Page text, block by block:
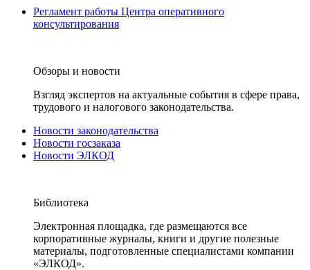
Регламент работы Центра оперативного
консультирования
Обзоры и новости
Взгляд экспертов на актуальные события в сфере права,
трудового и налогового законодательства.
Новости законодательства
Новости госзаказа
Новости ЭЛКОД
Библиотека
Электронная площадка, где размещаются все
корпоративные журналы, книги и другие полезные
материалы, подготовленные специалистами компании
«ЭЛКОД».